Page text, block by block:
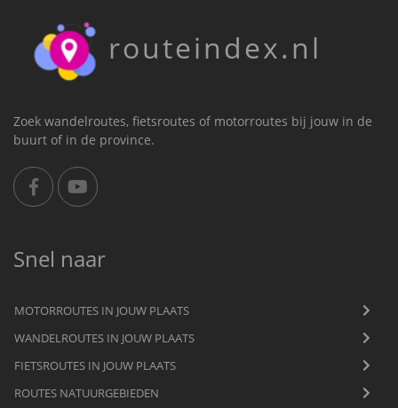
routeindex.nl
Zoek wandelroutes, fietsroutes of motorroutes bij jouw in de
buurt of in de province.
Snel naar
MOTORROUTES IN JOUW PLAATS
WANDELROUTES IN JOUW PLAATS
FIETSROUTES IN JOUW PLAATS
ROUTES NATUURGEBIEDEN